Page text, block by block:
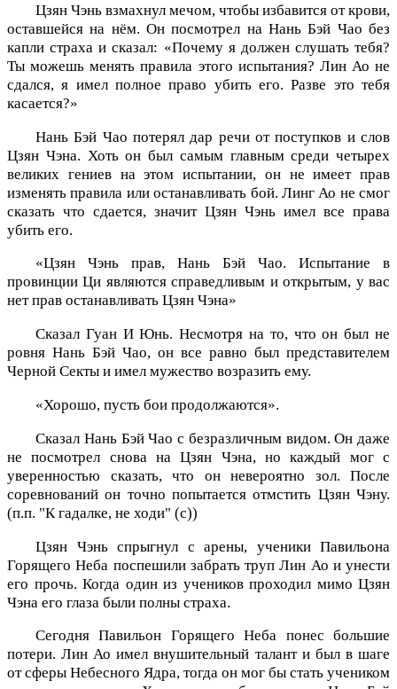
Цзян Чэнь взмахнул мечом, чтобы избавится от крови,
оставшейся на нём. Он посмотрел на Нань Бэй Чао без
капли страха и сказал: «Почему я должен слушать тебя?
Ты можешь менять правила этого испытания? Лин Ао не
сдался, я имел полное право убить его. Разве это тебя
касается?»
Нань Бэй Чао потерял дар речи от поступков и слов
Цзян Чэна. Хоть он был самым главным среди четырех
великих гениев на этом испытании, он не имеет прав
изменять правила или останавливать бой. Линг Ао не смог
сказать что сдается, значит Цзян Чэнь имел все права
убить его.
«Цзян Чэнь прав, Нань Бэй Чао. Испытание в
провинции Ци являются справедливым и открытым, у вас
нет прав останавливать Цзян Чэна»
Сказал Гуан И Юнь. Несмотря на то, что он был не
ровня Нань Бэй Чао, он все равно был представителем
Черной Секты и имел мужество возразить ему.
«Хорошо, пусть бои продолжаются».
Сказал Нань Бэй Чао с безразличным видом. Он даже
не посмотрел снова на Цзян Чэна, но каждый мог с
уверенностью сказать, что он невероятно зол. После
соревнований он точно попытается отмстить Цзян Чэну.
(п.п. "К гадалке, не ходи" (с))
Цзян Чэнь спрыгнул с арены, ученики Павильона
Горящего Неба поспешили забрать труп Лин Ао и унести
его прочь. Когда один из учеников проходил мимо Цзян
Чэна его глаза были полны страха.
Сегодня Павильон Горящего Неба понес большие
потери. Лин Ао имел внушительный талант и был в шаге
от сферы Небесного Ядра, тогда он мог бы стать учеником